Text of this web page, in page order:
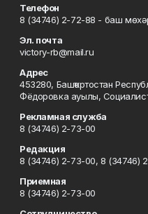
Телефон
8 (34746) 2-72-88 - баш
Эл. почта
victory-rb@mail.ru
Адрес
453280, Башҡортостан
Фёдоровка ауылы,
Рекламная служба
8 (34746) 2-73-00
Редакция
8 (34746) 2-73-00, 8 (34746)
Приемная
8 (34746) 2-73-00